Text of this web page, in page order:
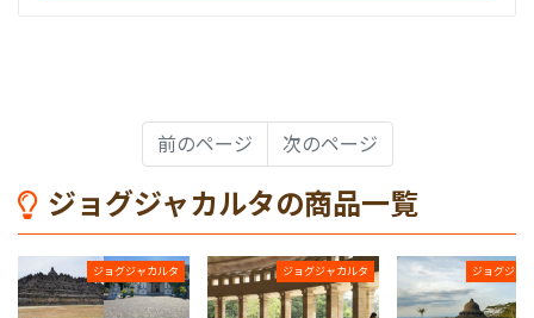
前のページ 次のページ
ジョグジャカルタの商品一覧
ジョグジャカルタ ジョグジャカルタ ジョグジャ